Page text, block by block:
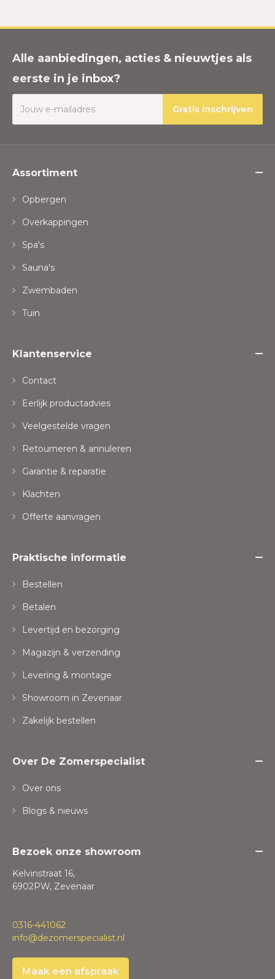
Alle aanbiedingen, acties & nieuwtjes als
eerste in je inbox?
Gratis inschrijven
Assortiment
Opbergen
Overkappingen
Spa's
Sauna's
Zwembaden
Tuin
Klantenservice
Contact
Eerlijk productadvies
Veelgestelde vragen
Retourneren & annuleren
Garantie & reparatie
Klachten
Offerte aanvragen
Praktische informatie
Bestellen
Betalen
Levertijd en bezorging
Magazijn & verzending
Levering & montage
Showroom in Zevenaar
Zakelijk bestellen
Over De Zomerspecialist
Over ons
Blogs & nieuws
Bezoek onze showroom
Kelvinstraat 16,
6902PW, Zevenaar
0316-441062
info@dezomerspecialist.nl
Maak een afspraak